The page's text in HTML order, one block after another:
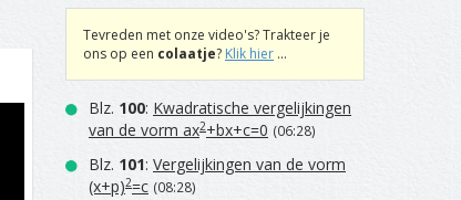
Tevreden met onze video's? Trakteer je
ons op een colaatje? Klik hier ...
Blz. 100: Kwadratische vergelijkingen
van de vorm ax2+bx+c=0 (06:28)
Blz. 101: Vergelijkingen van de vorm
(x+p)2=c (08:28)